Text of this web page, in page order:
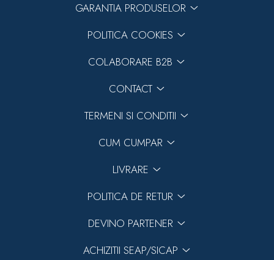
GARANTIA PRODUSELOR
POLITICA COOKIES
COLABORARE B2B
CONTACT
TERMENI SI CONDITII
CUM CUMPAR
LIVRARE
POLITICA DE RETUR
DEVINO PARTENER
ACHIZITII SEAP/SICAP